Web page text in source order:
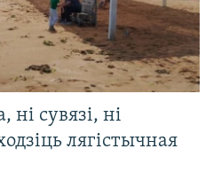
ні сувязі, ні
лягістычная